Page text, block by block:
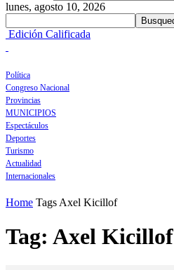
lunes, agosto 10, 2026
Edición Calificada
Política
Congreso Nacional
Provincias
MUNICIPIOS
Espectáculos
Deportes
Turismo
Actualidad
Internacionales
Home Tags Axel Kicillof
Tag: Axel Kicillof